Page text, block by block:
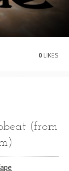
0LIKES
(from